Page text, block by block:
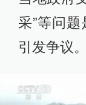
采”等问
引发争议。